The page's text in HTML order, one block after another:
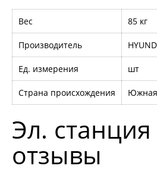
Вес 85 кг
Производитель
Ед. измерения шт
Страна происхождения
Эл.
отзывы